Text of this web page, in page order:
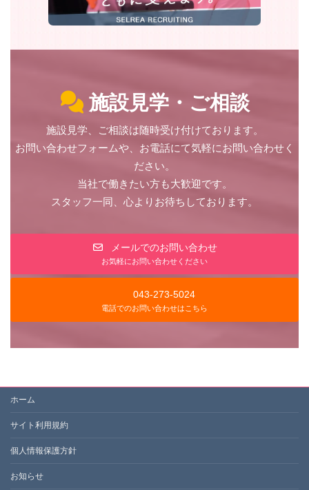
施設見学・ご相談
施設見学、ご相談は随時受け付けております。
お問い合わせフォームや、お電話にて気軽にお問い合わせく
ださい。
当社で働きたい方も大歓迎です。
スタッフ一同、心よりお待ちしております。
メールでのお問い合わせ
お気軽にお問い合わせください
043-273-5024
電話でのお問い合わせはこちら
ホーム
サイト利用規約
個人情報保護方針
お知らせ